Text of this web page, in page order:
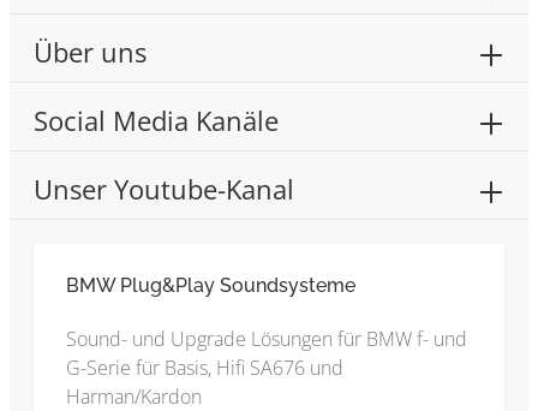
Über uns
Social Media Kanäle
Unser Youtube-Kanal
BMW Plug&Play Soundsysteme
Sound- und Upgrade Lösungen für BMW f- und
G-Serie für Basis, Hifi SA676 und
Harman/Kardon